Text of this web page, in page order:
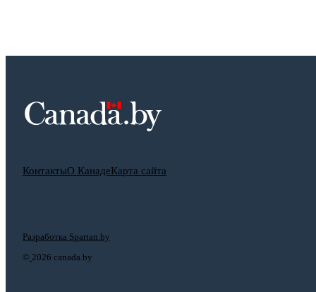
КонтактыО КанадеКарта сайта
© 2026 canada.by
Разработка Spartan.by